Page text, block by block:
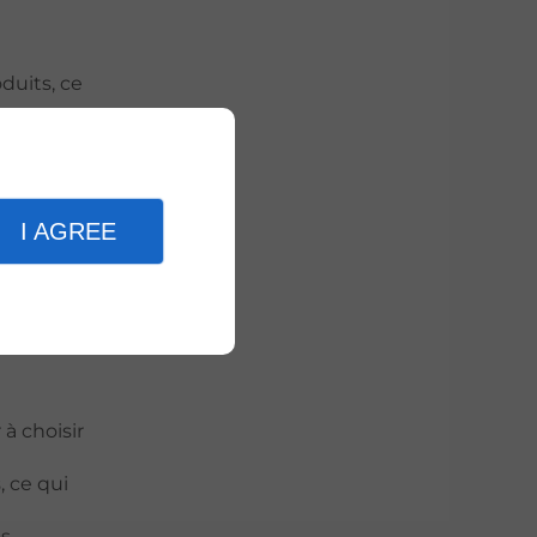
I AGREE
ce
aux
choisir
ce qui